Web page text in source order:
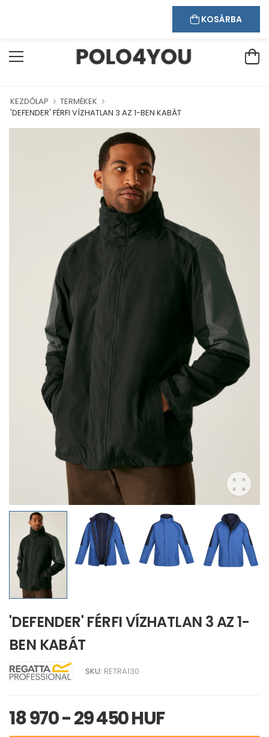
ÜDVÖZÖLJÜK WEBÁRUHÁZUNKBAN!
Bejelentkezés Regisztráció
KEZDŐLAP
TERMÉKEK
'DEFENDER' FÉRFI VÍZHATLAN 3 AZ 1-BEN KABÁT
'DEFENDER' FÉRFI VÍZHATLAN 3 AZ 1-
BEN KABÁT
SKU: RETRA130
18 970 - 29 450 HUF
KOSÁRBA